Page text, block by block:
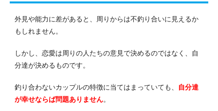
外見や能力に差があると、周りからは不釣り合いに見えるか
もしれません。
しかし、恋愛は周りの人たちの意見で決めるのではなく、自
分達が決めるものです。
釣り合わないカップルの特徴に当てはまっていても、
自分達
が幸せならば問題ありません。